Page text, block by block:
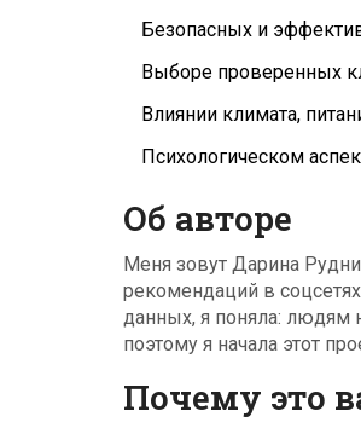
Безопасных и
Выборе проверенных
Влиянии климата,
Психологическом
Об авторе
Меня зовут Дарина
рекомендаций в
данных, я поняла: людям
поэтому я начала этот
Почему это